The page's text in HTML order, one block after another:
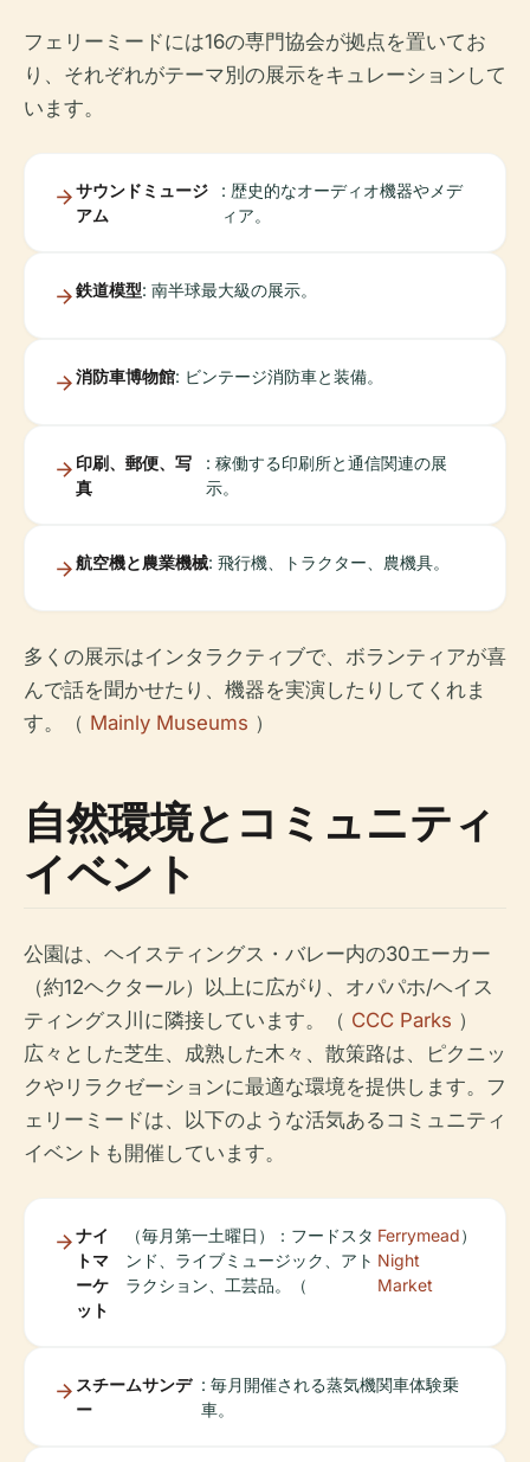
フェリーミードには16の専門協会が拠点を置いてお
り、それぞれがテーマ別の展示をキュレーションして
います。
サウンドミュージ
アム
: 歴史的なオーディオ機器やメデ
ィア。
鉄道模型: 南半球最大級の展示。
消防車博物館: ビンテージ消防車と装備。
印刷、郵便、写
真
: 稼働する印刷所と通信関連の展
示。
航空機と農業機械: 飛行機、トラクター、農機具。
多くの展示はインタラクティブで、ボランティアが喜
んで話を聞かせたり、機器を実演したりしてくれま
す。（ Mainly Museums ）
自然環境とコミュニティ
イベント
公園は、ヘイスティングス・バレー内の30エーカー
（約12ヘクタール）以上に広がり、オパパホ/ヘイス
ティングス川に隣接しています。（ CCC Parks ）
広々とした芝生、成熟した木々、散策路は、ピクニッ
クやリラクゼーションに最適な環境を提供します。フ
ェリーミードは、以下のような活気あるコミュニティ
イベントも開催しています。
ナイ
トマ
ーケ
ット
（毎月第一土曜日）：フードスタ
ンド、ライブミュージック、アト
ラクション、工芸品。（
Ferrymead
Night
Market
）
スチームサンデ
ー
: 毎月開催される蒸気機関車体験乗
車。